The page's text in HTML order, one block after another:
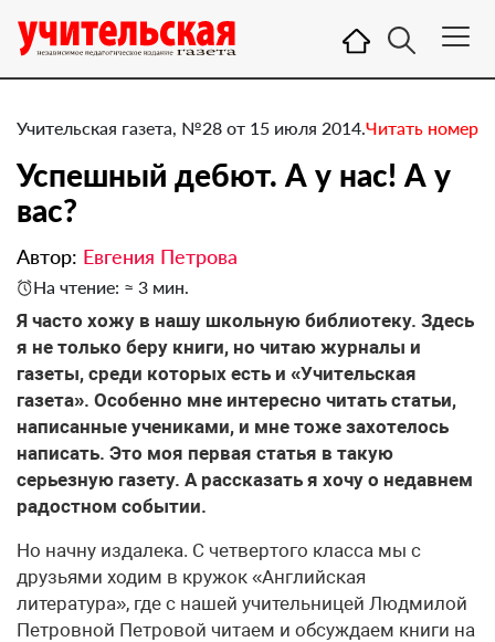
Учительская газета, №28 от 15 июля 2014.Читать номер
Успешный дебют. А у нас! А у
вас?
Автор: Евгения Петрова
На чтение: ≈ 3 мин.
Я часто хожу в нашу школьную библиотеку. Здесь
я не только беру книги, но читаю журналы и
газеты, среди которых есть и «Учительская
газета». Особенно мне интересно читать статьи,
написанные учениками, и мне тоже захотелось
написать. Это моя первая статья в такую
серьезную газету. А рассказать я хочу о недавнем
радостном событии.
Но начну издалека. С четвертого класса мы с
друзьями ходим в кружок «Английская
литература», где с нашей учительницей Людмилой
Петровной Петровой читаем и обсуждаем книги на